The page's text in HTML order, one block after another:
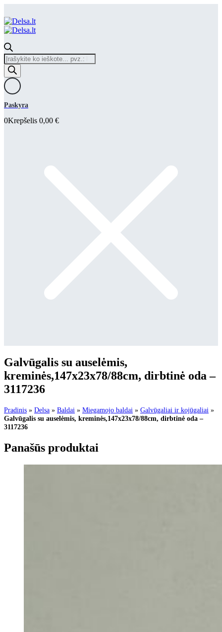
Products
search
Paskyra
0Krepšelis 0,00 €
Galvūgalis su auselėmis,
kreminės,147x23x78/88cm, dirbtinė oda –
3117236
Pradinis » Delsa » Baldai » Miegamojo baldai » Galvūgaliai ir kojūgaliai »
Galvūgalis su auselėmis, kreminės,147x23x78/88cm, dirbtinė oda –
3117236
Panašūs produktai